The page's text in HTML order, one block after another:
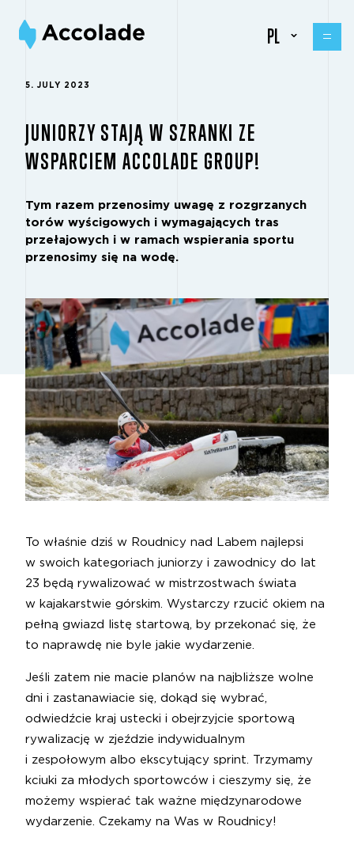
PL
5. JULY 2023
JUNIORZY STAJĄ W SZRANKI ZE
WSPARCIEM ACCOLADE GROUP!
Tym razem przenosimy uwagę z rozgrzanych
torów wyścigowych i wymagających tras
przełajowych i w ramach wspierania sportu
przenosimy się na wodę.
To właśnie dziś w Roudnicy nad Labem najlepsi
w swoich kategoriach juniorzy i zawodnicy do lat
23 będą rywalizować w mistrzostwach świata
w kajakarstwie górskim. Wystarczy rzucić okiem na
pełną gwiazd listę startową, by przekonać się, że
to naprawdę nie byle jakie wydarzenie.
Jeśli zatem nie macie planów na najbliższe wolne
dni i zastanawiacie się, dokąd się wybrać,
odwiedźcie kraj ustecki i obejrzyjcie sportową
rywalizację w zjeździe indywidualnym
i zespołowym albo ekscytujący sprint. Trzymamy
kciuki za młodych sportowców i cieszymy się, że
możemy wspierać tak ważne międzynarodowe
wydarzenie. Czekamy na Was w Roudnicy!